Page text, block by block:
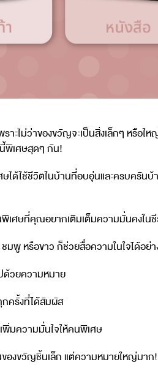
ะไม่ว่าของขวัญจะเป็นสิ่งเล็กๆ หรือใ
พิเศษสุดๆ กัน!
ด้ใช้ชีวิตในบ้านที่อบอุ่นและครบครัน
เศษที่คุณอยากเติมเต็มความมั่นคงใน
พู หรือขาว ก็ช่วยสื่อความในใจได้อย่า
ด้วยความหมาย
ครั้งที่ได้สัมผัส
พิ่มความมั่นใจให้คนพิเศษ
ของขวัญชิ้นเล็ก แต่ความหมายใหญ่มาก!